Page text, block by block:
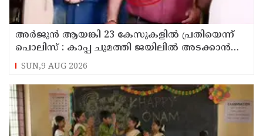
അര്‍ജുന്‍ ആയങ്കി 23 കേസുകളില്‍ പ്രതിയെന്ന്
പൊലിസ് : കാപ്പ ചുമത്തി ജയിലില്‍ അടക്കാന്‍
നീക്കം
SUN,9 AUG 2026